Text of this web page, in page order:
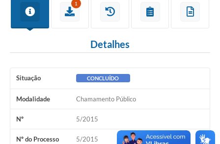
Secretarias
Imprensa
Contratos
Ouvidoria
Audiências Públicas
1
Detalhes
Situação CONCLUÍDO
Modalidade Chamamento Público
Nº 5/2015
Nº do Processo 5/2015